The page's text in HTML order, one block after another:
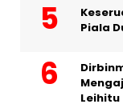
Piala
Leihitu